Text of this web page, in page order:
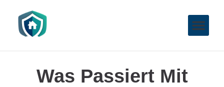
Was Passiert Mit